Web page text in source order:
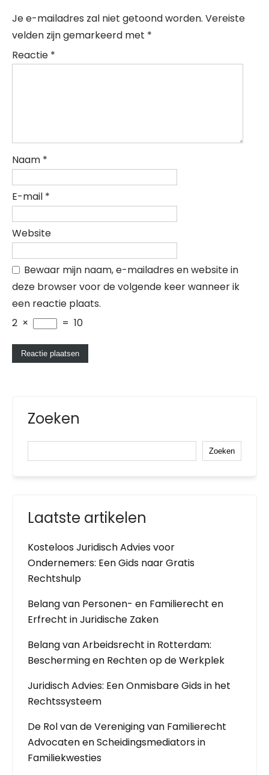
Je e-mailadres zal niet getoond worden. Vereiste
velden zijn gemarkeerd met *
Reactie *
Naam *
E-mail *
Website
Bewaar mijn naam, e-mailadres en website in
deze browser voor de volgende keer wanneer ik
een reactie plaats.
2 × = 10
Zoeken
Zoeken
Laatste artikelen
Kosteloos Juridisch Advies voor
Ondernemers: Een Gids naar Gratis
Rechtshulp
Belang van Personen- en Familierecht en
Erfrecht in Juridische Zaken
Belang van Arbeidsrecht in Rotterdam:
Bescherming en Rechten op de Werkplek
Juridisch Advies: Een Onmisbare Gids in het
Rechtssysteem
De Rol van de Vereniging van Familierecht
Advocaten en Scheidingsmediators in
Familiekwesties